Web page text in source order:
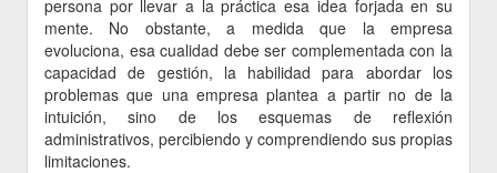
persona por llevar a la práctica esa idea forjada en su
mente. No obstante, a medida que la empresa
evoluciona, esa cualidad debe ser complementada con la
capacidad de gestión, la habilidad para abordar los
problemas que una empresa plantea a partir no de la
intuición, sino de los esquemas de reflexión
administrativos, percibiendo y comprendiendo sus propias
limitaciones.